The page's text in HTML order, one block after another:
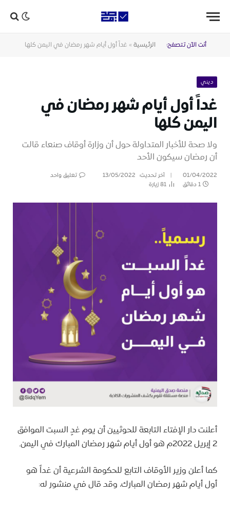
أنت الآن تتصفح: الرئيسية » غداً أول أيام شهر رمضان في اليمن كلها
ديني
غداً أول أيام شهر رمضان في
اليمن كلها
ولا صحة للأخبار المتداولة حول أن وزارة أوقاف صنعاء قالت
أن رمضان سيكون الأحد
01/04/2022 آخر تحديث: 13/05/2022
تعليق واحد
1 دقائق
81زيارة
أعلنت دار الإفتاء التابعة للحوثيين أن يوم غدٍ السبت الموافق
2 إبريل 2022م هو أول أيام شهر رمضان المبارك في اليمن.
كما أعلن وزير الأوقاف التابع للحكومة الشرعية أن غداً هو
أول أيام شهر رمضان المبارك، وقد قال في منشور له: